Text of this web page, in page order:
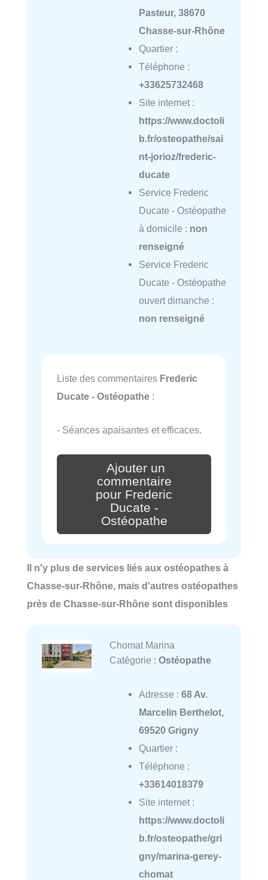
Pasteur, 38670
Chasse-sur-Rhône
Quartier :
Téléphone :
+33625732468
Site internet :
https://www.doctoli
b.fr/osteopathe/sai
nt-jorioz/frederic-
ducate
Service Frederic
Ducate - Ostéopathe
à domicile : non
renseigné
Service Frederic
Ducate - Ostéopathe
ouvert dimanche :
non renseigné
Liste des commentaires Frederic
Ducate - Ostéopathe :
- Séances apaisantes et efficaces.
Ajouter un
commentaire
pour Frederic
Ducate -
Ostéopathe
Il n'y plus de services liés aux ostéopathes à
Chasse-sur-Rhône, mais d'autres ostéopathes
près de Chasse-sur-Rhône sont disponibles
Chomat Marina
Catégorie : Ostéopathe
Adresse : 68 Av.
Marcelin Berthelot,
69520 Grigny
Quartier :
Téléphone :
+33614018379
Site internet :
https://www.doctoli
b.fr/osteopathe/gri
gny/marina-gerey-
chomat